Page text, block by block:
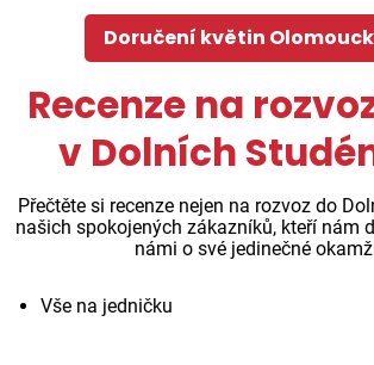
Doručení květin
Recenze na
v Dolních
Přečtěte si recenze nejen na rozvoz do
našich spokojených zákazníků, kteří nám
námi o své jedinečné
Vše na jedničku